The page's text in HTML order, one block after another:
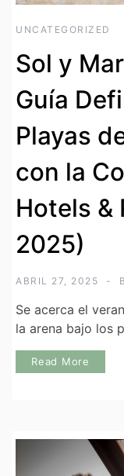
UNCATEGORIZED
Sol y
Guía
Playas
con la
Hotels &
2025)
ABRIL 27, 2025
Se acerca el
la arena bajo los
Read More